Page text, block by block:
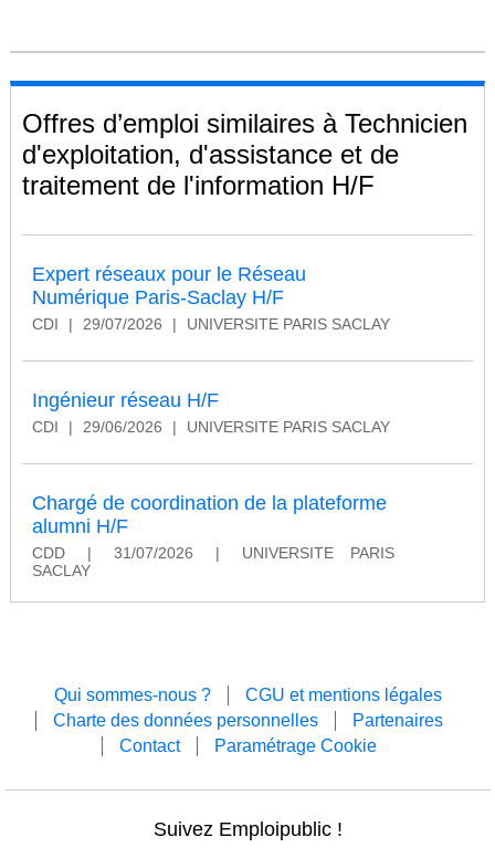
Offres d’emploi similaires à Technicien
d'exploitation, d'assistance et de
traitement de l'information H/F
Expert réseaux pour le Réseau
Numérique Paris-Saclay H/F
CDI | 29/07/2026 | UNIVERSITE PARIS SACLAY
Ingénieur réseau H/F
CDI | 29/06/2026 | UNIVERSITE PARIS SACLAY
Chargé de coordination de la plateforme
alumni H/F
CDD | 31/07/2026 |
UNIVERSITE PARIS
SACLAY
Qui sommes-nous ?
CGU et mentions légales
Charte des données personnelles
Partenaires
Contact
Paramétrage Cookie
Suivez Emploipublic !